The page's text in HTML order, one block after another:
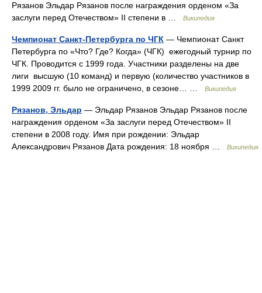
Рязанов Эльдар Рязанов после награждения орденом «За
заслуги перед Отечеством» II степени в …
Википедия
Чемпионат Санкт-Петербурга по ЧГК — Чемпионат Санкт
Петербурга по «Что? Где? Когда» (ЧГК) ежегодный турнир по
ЧГК. Проводится с 1999 года. Участники разделены на две
лиги высшую (10 команд) и первую (количество участников в
1999 2009 гг. было не ограничено, в сезоне… …
Википедия
Рязанов, Эльдар — Эльдар Рязанов Эльдар Рязанов после
награждения орденом «За заслуги перед Отечеством» II
степени в 2008 году. Имя при рождении: Эльдар
Александрович Рязанов Дата рождения: 18 ноября …
Википедия